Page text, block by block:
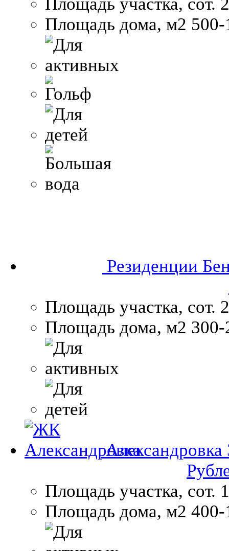
Площадь дома, м2
Резиденции
Площадь участка, сот.
Площадь дома, м2
Александровка
Площадь участка, сот.
Площадь дома, м2 400-